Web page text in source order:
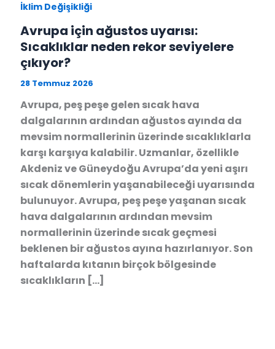
İklim Değişikliği
Avrupa için ağustos uyarısı:
Sıcaklıklar neden rekor seviyelere
çıkıyor?
28 Temmuz 2026
Avrupa, peş peşe gelen sıcak hava
dalgalarının ardından ağustos ayında da
mevsim normallerinin üzerinde sıcaklıklarla
karşı karşıya kalabilir. Uzmanlar, özellikle
Akdeniz ve Güneydoğu Avrupa’da yeni aşırı
sıcak dönemlerin yaşanabileceği uyarısında
bulunuyor. Avrupa, peş peşe yaşanan sıcak
hava dalgalarının ardından mevsim
normallerinin üzerinde sıcak geçmesi
beklenen bir ağustos ayına hazırlanıyor. Son
haftalarda kıtanın birçok bölgesinde
sıcaklıkların […]